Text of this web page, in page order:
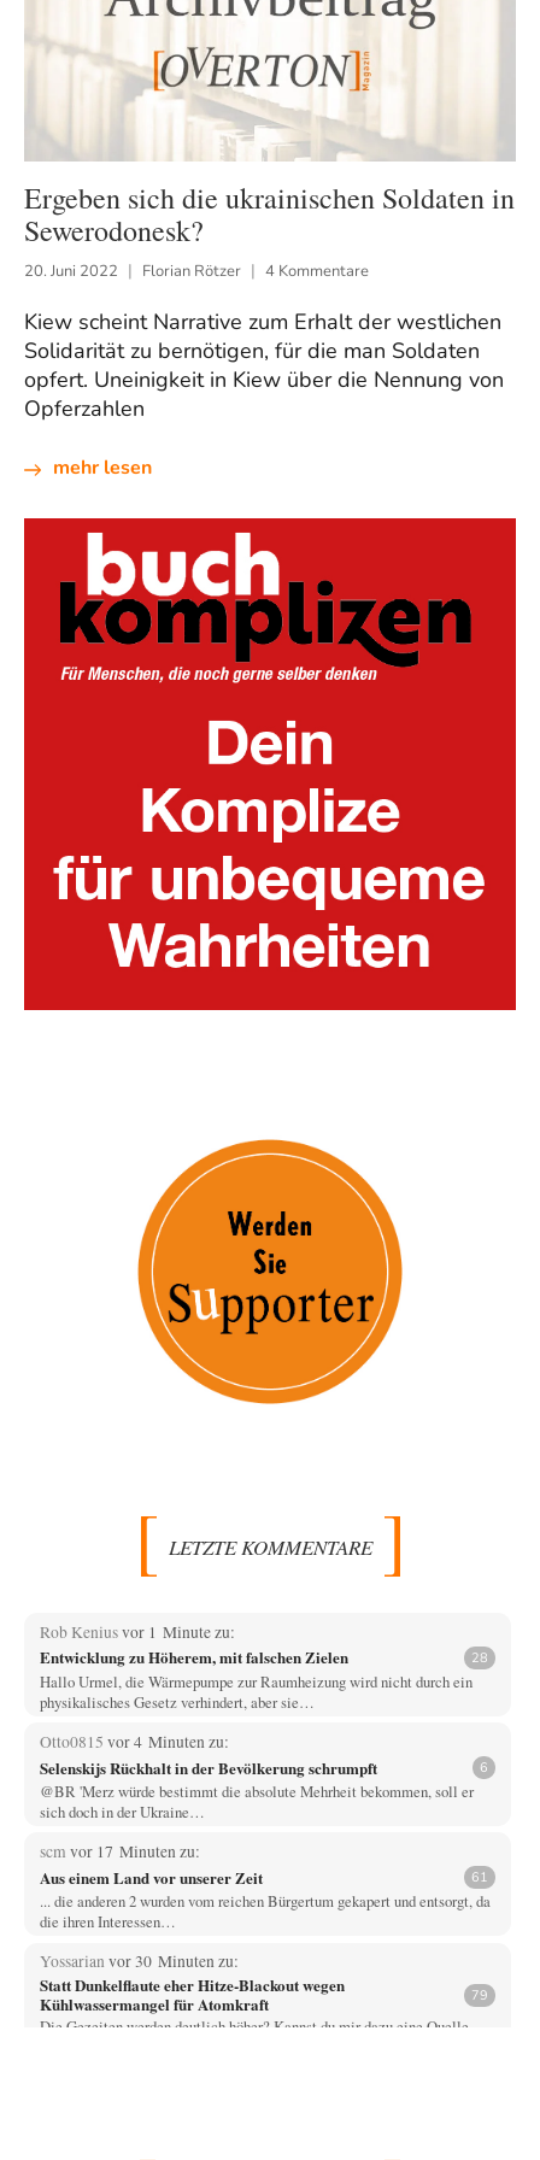
Ergeben sich die ukrainischen Soldaten in
Sewerodonesk?
20. Juni 2022 Florian Rötzer 4 Kommentare
Kiew scheint Narrative zum Erhalt der westlichen
Solidarität zu bernötigen, für die man Soldaten
opfert. Uneinigkeit in Kiew über die Nennung von
Opferzahlen
mehr lesen
LETZTE KOMMENTARE
Rob Keniusvor 1 Minute zu:
Entwicklung zu Höherem, mit falschen Zielen 28
Hallo Urmel, die Wärmepumpe zur Raumheizung wird nicht durch ein
physikalisches Gesetz verhindert, aber sie…
Otto0815 vor 4 Minuten zu:
Selenskijs Rückhalt in der Bevölkerung schrumpft 6
@BR 'Merz würde bestimmt die absolute Mehrheit bekommen, soll er
sich doch in der Ukraine…
scm vor 17 Minuten zu:
Aus einem Land vor unserer Zeit 61
... die anderen 2 wurden vom reichen Bürgertum gekapert und entsorgt, da
die ihren Interessen…
Yossarian vor 30 Minuten zu:
Statt Dunkelflaute eher Hitze-Blackout wegen
Kühlwassermangel für Atomkraft
79
Die Gezeiten werden deutlich höher? Kannst du mir dazu eine Quelle